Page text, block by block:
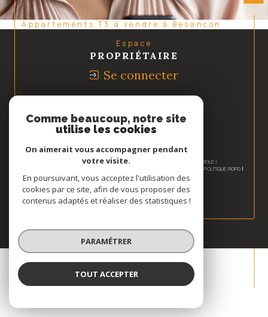
Appartements T3 à vendre à Besancon
Espace
PROPRIÉTAIRE
Se connecter
ADHÉRONS
© 2026 | TOUS DROITS RÉSERVÉS | TRADUCTION POWERED BY GOOGLE |
POLITIQUE RGPD
COOKIES
Comme beaucoup, notre site
utilise les cookies
On aimerait vous accompagner pendant
votre visite.
En poursuivant, vous acceptez l'utilisation des
cookies par ce site, afin de vous proposer des
contenus adaptés et réaliser des statistiques !
PARAMÉTRER
TOUT ACCEPTER